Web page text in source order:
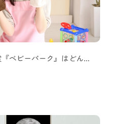
ベビーパーク』はどん…